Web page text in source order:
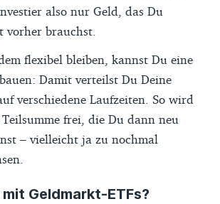
also nur Geld, das Du
brauchst.
flexibel bleiben, kannst Du eine
Damit verteilst Du Deine
verschiedene Laufzeiten. So wird
frei, die Du dann neu
– vielleicht ja zu nochmal
Geldmarkt-ETFs?